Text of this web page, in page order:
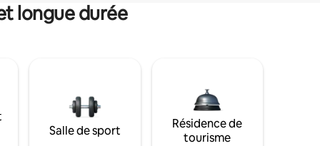
longue durée
Salle de sport
Résidence de
tourisme